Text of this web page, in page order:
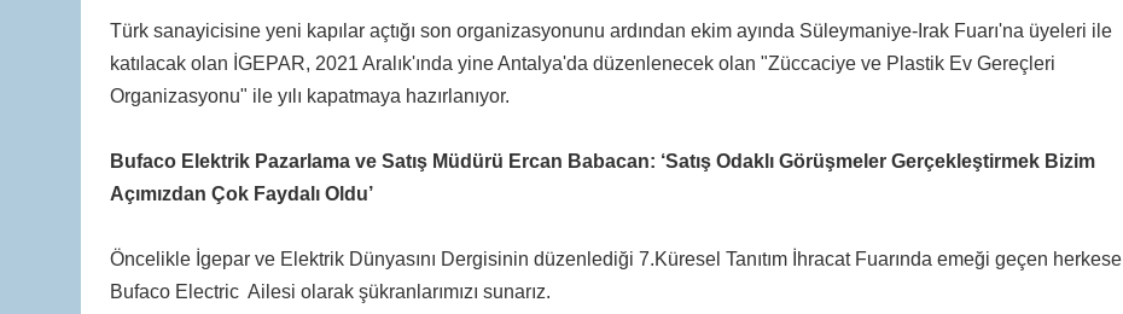
Türk sanayicisine yeni kapılar açtığı son organizasyonunu ardından ekim ayında Süleymaniye-Irak Fuarı'na üyeleri ile
katılacak olan İGEPAR, 2021 Aralık'ında yine Antalya'da düzenlenecek olan "Züccaciye ve Plastik Ev Gereçleri
Organizasyonu" ile yılı kapatmaya hazırlanıyor.
Bufaco Elektrik Pazarlama ve Satış Müdürü Ercan Babacan: ‘Satış Odaklı Görüşmeler Gerçekleştirmek Bizim
Açımızdan Çok Faydalı Oldu’
Öncelikle İgepar ve Elektrik Dünyasını Dergisinin düzenlediği 7.Küresel Tanıtım İhracat Fuarında emeği geçen herkese
Bufaco Electric Ailesi olarak şükranlarımızı sunarız.